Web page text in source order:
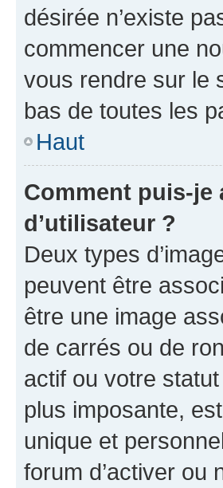
désirée n’existe
commencer une
vous rendre sur le
bas de toutes les
Haut
Comment puis-je
d’utilisateur ?
Deux types
peuvent être
être une image
de carrés ou de
actif ou votre
plus imposante,
unique et
forum d’activer ou